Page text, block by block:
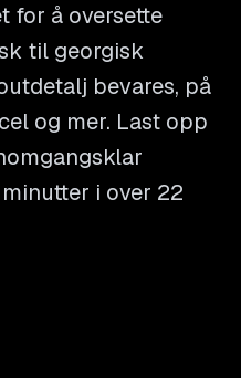
for å oversette
til georgisk
bevares, på
og mer. Last opp
i over 22